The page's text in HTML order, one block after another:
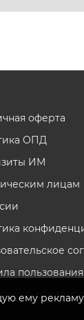
оферта
ОПД
ИМ
лицам
на
ему